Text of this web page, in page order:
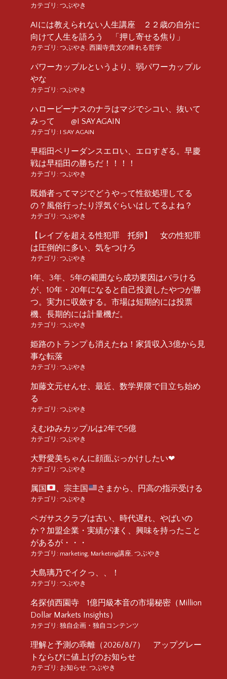
カテゴリ: つぶやき
AIには教えられない人生講座 ２２歳の自分に
向けて人生を語ろう 「押し寄せる焦り」
カテゴリ: つぶやき 西園寺貴文の痺れる哲学
パワーカップルというより、弱パワーカップル
やな
カテゴリ: つぶやき
ハロービーナスのナラはマジでシコい、抜いて
みって @I SAY AGAIN
カテゴリ: I SAY AGAIN
早稲田ベリーダンスエロい、エロすぎる。早慶
戦は早稲田の勝ちだ！！！！
カテゴリ: つぶやき
既婚者ってマジでどうやって性欲処理してる
の？風俗行ったり浮気ぐらいはしてるよね？
カテゴリ: つぶやき
【レイプを超える性犯罪 托卵】 女の性犯罪
は圧倒的に多い、気をつけろ
カテゴリ: つぶやき
1年、3年、5年の範囲なら成功要因はバラける
が、10年・20年になると自己投資したやつが勝
つ。実力に収斂する。市場は短期的には投票
機、長期的には計量機だ。
カテゴリ: つぶやき
姫路のトランプも消えたね！家賃収入3億から見
事な転落
カテゴリ: つぶやき
加藤文元せんせ、最近、数学界隈で目立ち始め
る
カテゴリ: つぶやき
えむゆみカップルは2年で5億
カテゴリ: つぶやき
大野愛美ちゃんに顔面ぶっかけしたい❤︎
カテゴリ: つぶやき
属国 、宗主国 さまから、円高の指示受ける
カテゴリ: つぶやき
ペガサスクラブは古い、時代遅れ、やばいの
か？加盟企業・実績が凄く、興味を持ったこと
があるが・・・
カテゴリ: marketing Marketing講座 つぶやき
大島璃乃でイクっ、、！
カテゴリ: つぶやき
名探偵西園寺 1億円級本音の市場秘密（Million
Dollar Markets Insights）
カテゴリ: 独自企画・独自コンテンツ
理解と予測の乖離（2026/8/7） アップグレー
トならびに値上げのお知らせ
カテゴリ: お知らせ つぶやき